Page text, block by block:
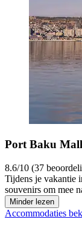
Port Baku Mall
8.6/10 (37
Tijdens je vakantie
souvenirs om mee
Minder lezen
Accommodaties